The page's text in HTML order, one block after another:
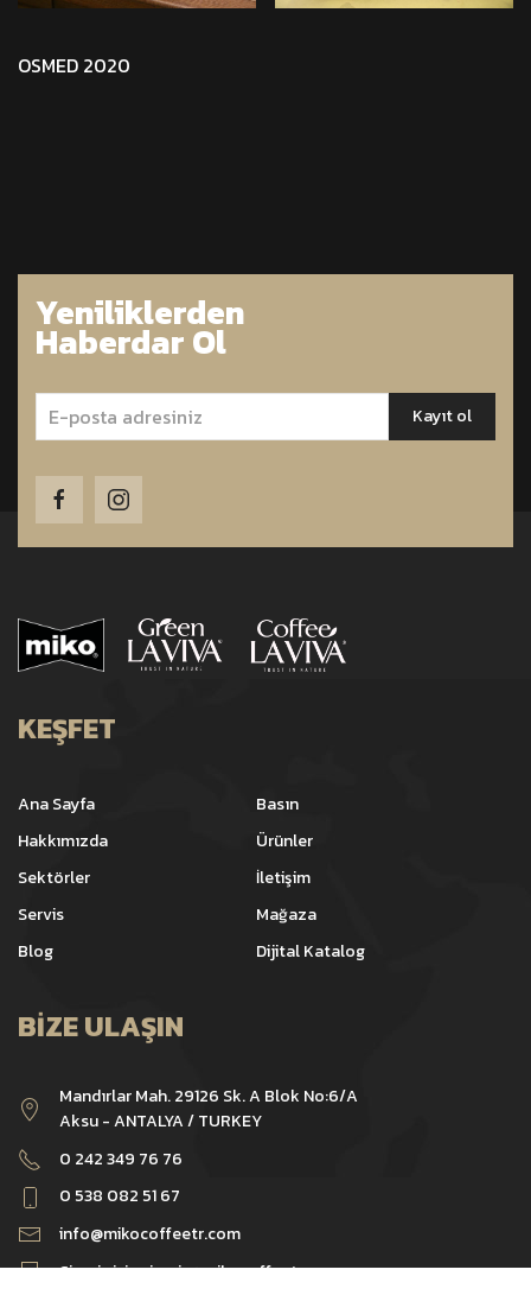
OSMED 2020
Yeniliklerden
Haberdar Ol
KEŞFET
Ana Sayfa
Hakkımızda
Sektörler
Servis
Blog
Basın
Ürünler
İletişim
Mağaza
Dijital Katalog
BIZE ULAŞIN
Mandırlar Mah. 29126 Sk. A Blok No:6/A
Aksu - ANTALYA / TURKEY
0 242 349 76 76
0 538 082 51 67
info@mikocoffeetr.com
Sipariş içinsiparis@mikocoffeetr.com